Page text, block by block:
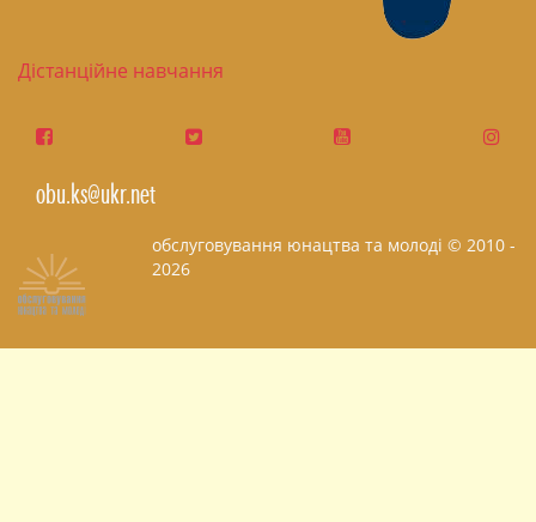
Дістанційне навчання
obu.ks@ukr.net
обслуговування юнацтва та молоді © 2010 -
2026